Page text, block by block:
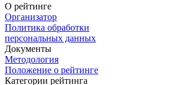
О рейтинге
Организатор
Политика обработки
персональных данных
Документы
Методология
Положение о рейтинге
Категории рейтинга